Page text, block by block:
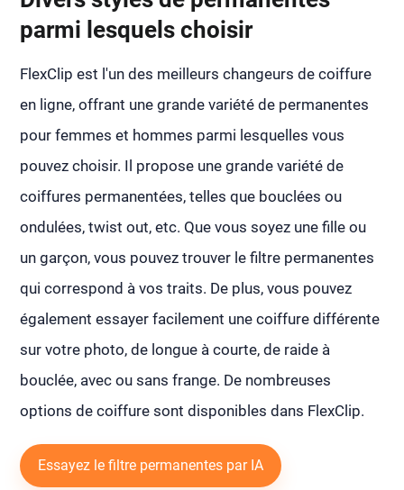
parmi lesquels choisir
FlexClip est l'un des meilleurs changeurs de coiffure
en ligne, offrant une grande variété de permanentes
pour femmes et hommes parmi lesquelles vous
pouvez choisir. Il propose une grande variété de
coiffures permanentées, telles que bouclées ou
ondulées, twist out, etc. Que vous soyez une fille ou
un garçon, vous pouvez trouver le filtre permanentes
qui correspond à vos traits. De plus, vous pouvez
également essayer facilement une coiffure différente
sur votre photo, de longue à courte, de raide à
bouclée, avec ou sans frange. De nombreuses
options de coiffure sont disponibles dans FlexClip.
Essayez le filtre permanentes par IA